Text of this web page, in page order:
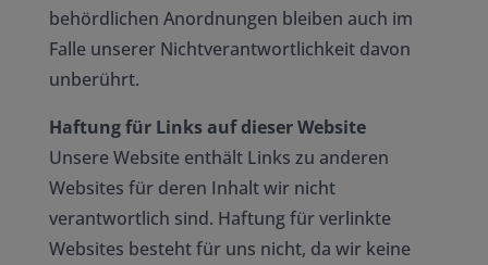
behördlichen Anordnungen bleiben auch im
Falle unserer Nichtverantwortlichkeit davon
unberührt.
Haftung für Links auf dieser Website
Unsere Website enthält Links zu anderen
Websites für deren Inhalt wir nicht
verantwortlich sind. Haftung für verlinkte
Websites besteht für uns nicht, da wir keine